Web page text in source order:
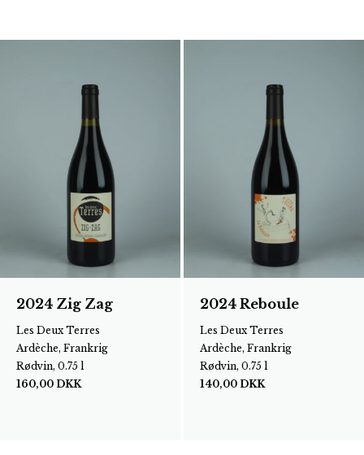
2024 Zig Zag
Les Deux Terres
Ardèche, Frankrig
Rødvin, 0.75 l
160,00 DKK
2024 Reboule
Les Deux Terres
Ardèche, Frankrig
Rødvin, 0.75 l
140,00 DKK